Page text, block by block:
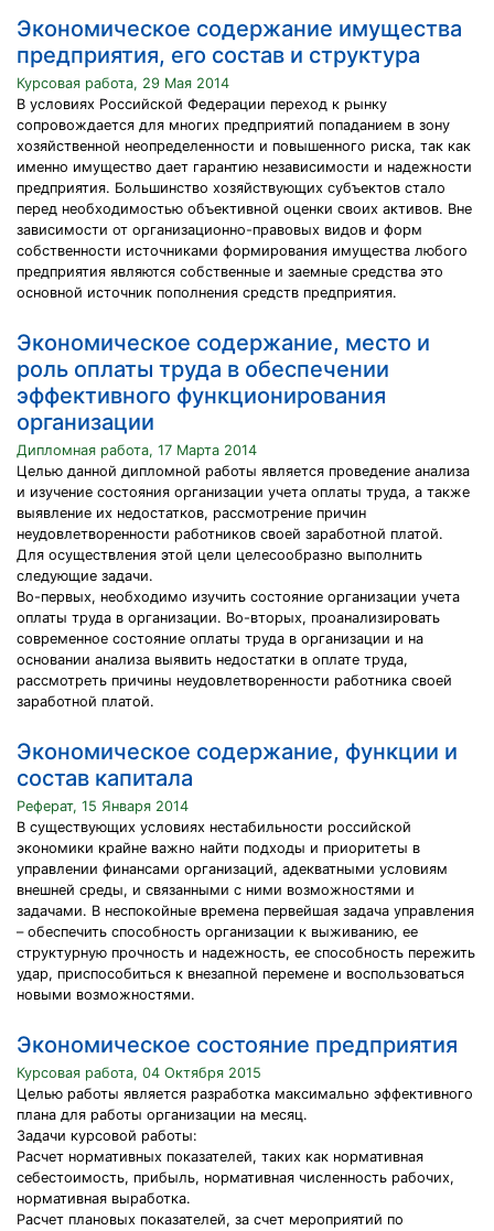
Экономическое содержание имущества
предприятия, его состав и структура
Курсовая работа, 29 Мая 2014
В условиях Российской Федерации переход к рынку
сопровождается для многих предприятий попаданием в зону
хозяйственной неопределенности и повышенного риска, так как
именно имущество дает гарантию независимости и надежности
предприятия. Большинство хозяйствующих субъектов стало
перед необходимостью объективной оценки своих активов. Вне
зависимости от организационно-правовых видов и форм
собственности источниками формирования имущества любого
предприятия являются собственные и заемные средства это
основной источник пополнения средств предприятия.
Экономическое содержание, место и
роль оплаты труда в обеспечении
эффективного функционирования
организации
Дипломная работа, 17 Марта 2014
Целью данной дипломной работы является проведение анализа
и изучение состояния организации учета оплаты труда, а также
выявление их недостатков, рассмотрение причин
неудовлетворенности работников своей заработной платой.
Для осуществления этой цели целесообразно выполнить
следующие задачи.
Во-первых, необходимо изучить состояние организации учета
оплаты труда в организации. Во-вторых, проанализировать
современное состояние оплаты труда в организации и на
основании анализа выявить недостатки в оплате труда,
рассмотреть причины неудовлетворенности работника своей
заработной платой.
Экономическое содержание, функции и
состав капитала
Реферат, 15 Января 2014
В существующих условиях нестабильности российской
экономики крайне важно найти подходы и приоритеты в
управлении финансами организаций, адекватными условиям
внешней среды, и связанными с ними возможностями и
задачами. В неспокойные времена первейшая задача управления
– обеспечить способность организации к выживанию, ее
структурную прочность и надежность, ее способность пережить
удар, приспособиться к внезапной перемене и воспользоваться
новыми возможностями.
Экономическое состояние предприятия
Курсовая работа, 04 Октября 2015
Целью работы является разработка максимально эффективного
плана для работы организации на месяц.
Задачи курсовой работы:
Расчет нормативных показателей, таких как нормативная
себестоимость, прибыль, нормативная численность рабочих,
нормативная выработка.
Расчет плановых показателей, за счет мероприятий по